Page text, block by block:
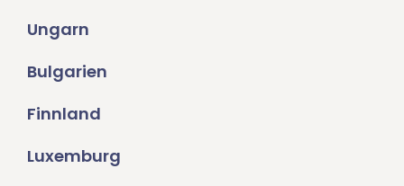
Ungarn
Bulgarien
Finnland
Luxemburg